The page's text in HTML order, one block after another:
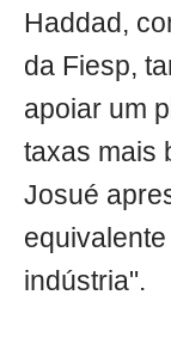
Haddad,
da Fiesp,
apoiar um
taxas mais
Josué
indústria".